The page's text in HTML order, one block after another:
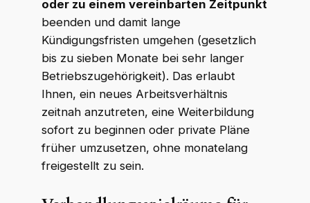
oder zu einem vereinbarten Zeitpunkt
beenden und damit lange
Kündigungsfristen umgehen (gesetzlich
bis zu sieben Monate bei sehr langer
Betriebszugehörigkeit). Das erlaubt
Ihnen, ein neues Arbeitsverhältnis
zeitnah anzutreten, eine Weiterbildung
sofort zu beginnen oder private Pläne
früher umzusetzen, ohne monatelang
freigestellt zu sein.